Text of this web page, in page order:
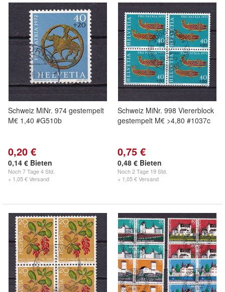
Schweiz MiNr. 974 gestempelt
M€ 1,40 #G510b
0,20 €
0,14 € Bieten
Noch7 Tage 4 Std.
+ 1,05 € Versand
Schweiz MiNr. 998 Viererblock
gestempelt M€ >4,80 #1037c
0,75 €
0,48 € Bieten
Noch2 Tage 19 Std.
+ 1,05 € Versand